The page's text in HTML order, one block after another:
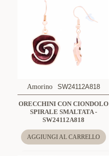
Amorino SW24112A818
ORECCHINI CON CIONDOLO
SPIRALE SMALTATA -
SW24112A818
AGGIUNGI AL CARRELLO